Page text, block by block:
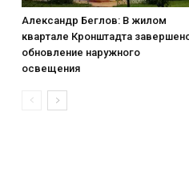
Александр Беглов: В жилом
квартале Кронштадта
обновление наружного
освещения